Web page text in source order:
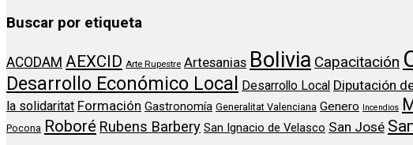
Buscar por etiqueta
ACODAM AEXCID Arte Rupestre Artesanias Bolivia Capacitación
Desarrollo Económico Local Desarrollo Local Diputación
la solidaritat Formación Gastronomía Generalitat Valenciana Genero Incendios
Pocona Roboré Rubens Barbery San Ignacio de Velasco San José